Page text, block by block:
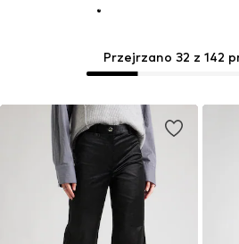
Przejrzano 32 z 142